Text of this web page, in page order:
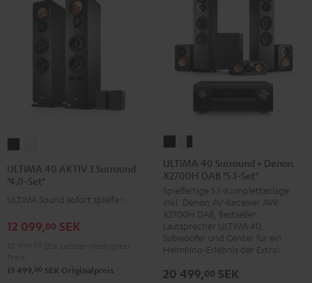
AKTIV
3
"4.0-
AKTIV
3
"4.0-
ULTIMA 40 AKTIV 3 Surround
"4.0-Set"
ULTIMA Sound sofort spielfertig
12 099,00 SEK
13 499, 00 SEK Originalpreis
40
Surround
+
Denon
X2700H
DAB
Set"
40
Surround
+
Denon
X2700H
DAB
Set"
ULTIMA 40 Surround + Denon
X2700H DAB "5.1-Set"
Spielfertige 5.1-Komplettanlage
inkl. Denon AV-Receiver AVR-
X2700H DAB, Bestseller
Lautsprecher ULTIMA 40,
Subwoofer und Center für ein
Heimkino-Erlebnis der Extraklasse
20 499,00 SEK